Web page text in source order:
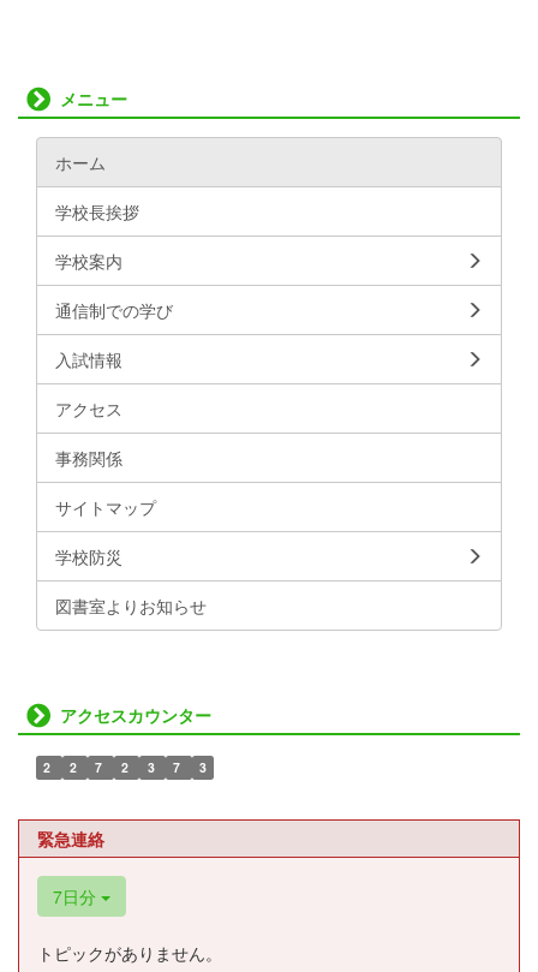
メニュー
ホーム
学校長挨拶
学校案内
通信制での学び
入試情報
アクセス
事務関係
サイトマップ
学校防災
図書室よりお知らせ
アクセスカウンター
2 2 7 2 3 7 3
緊急連絡
7日分
トピックがありません。